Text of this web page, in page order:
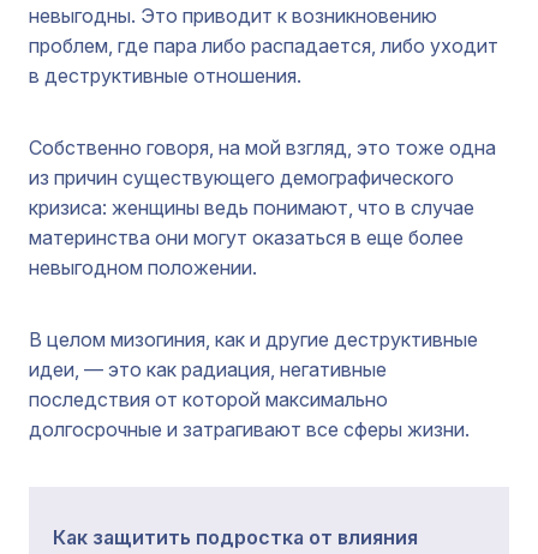
невыгодны. Это приводит к возникновению
проблем, где пара либо распадается, либо уходит
в деструктивные отношения.
Собственно говоря, на мой взгляд, это тоже одна
из причин существующего демографического
кризиса: женщины ведь понимают, что в случае
материнства они могут оказаться в еще более
невыгодном положении.
В целом мизогиния, как и другие деструктивные
идеи, — это как радиация, негативные
последствия от которой максимально
долгосрочные и затрагивают все сферы жизни.
Как защитить подростка от влияния